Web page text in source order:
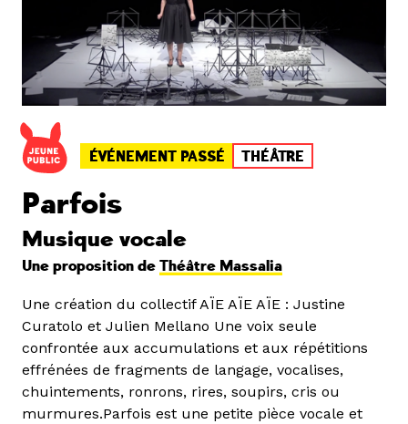
ÉVÉNEMENT PASSÉ THÉÂTRE
Parfois
Musique vocale
Une proposition de Théâtre Massalia
Une création du collectif AÏE AÏE AÏE : Justine
Curatolo et Julien Mellano Une voix seule
confrontée aux accumulations et aux répétitions
effrénées de fragments de langage, vocalises,
chuintements, ronrons, rires, soupirs, cris ou
murmures.Parfois est une petite pièce vocale et